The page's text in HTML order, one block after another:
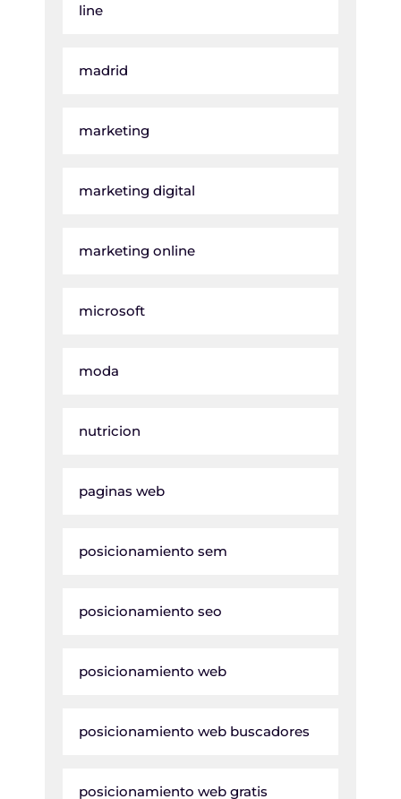
line
madrid
marketing
marketing digital
marketing online
microsoft
moda
nutricion
paginas web
posicionamiento sem
posicionamiento seo
posicionamiento web
posicionamiento web buscadores
posicionamiento web gratis